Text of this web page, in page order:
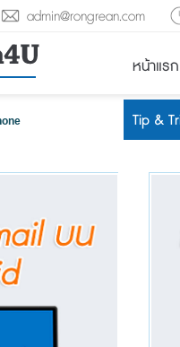
admin@rongrean.com
หน้าแรก
Tip &